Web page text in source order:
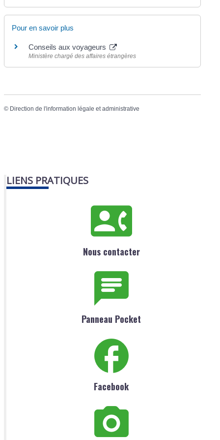
Pour en savoir plus
Conseils aux voyageurs
Ministère chargé des affaires étrangères
© Direction de l'information légale et administrative
LIENS PRATIQUES
Nous contacter
Panneau Pocket
Facebook